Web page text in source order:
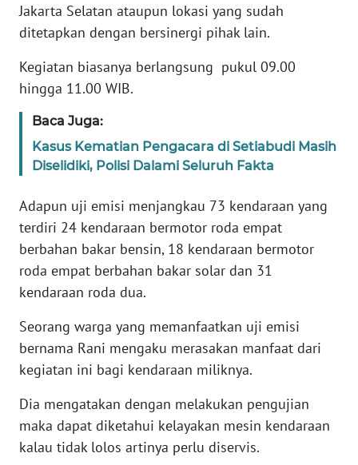
Jakarta Selatan ataupun lokasi yang sudah
ditetapkan dengan bersinergi pihak lain.
Kegiatan biasanya berlangsung pukul 09.00
hingga 11.00 WIB.
Baca Juga:
Kasus Kematian Pengacara di Setiabudi Masih
Diselidiki, Polisi Dalami Seluruh Fakta
Adapun uji emisi menjangkau 73 kendaraan yang
terdiri 24 kendaraan bermotor roda empat
berbahan bakar bensin, 18 kendaraan bermotor
roda empat berbahan bakar solar dan 31
kendaraan roda dua.
Seorang warga yang memanfaatkan uji emisi
bernama Rani mengaku merasakan manfaat dari
kegiatan ini bagi kendaraan miliknya.
Dia mengatakan dengan melakukan pengujian
maka dapat diketahui kelayakan mesin kendaraan
kalau tidak lolos artinya perlu diservis.
SERAMBI
WN
JAMBI
WN
WN
SULTENG
WN
WN
BABEL
WN
SUMBAR